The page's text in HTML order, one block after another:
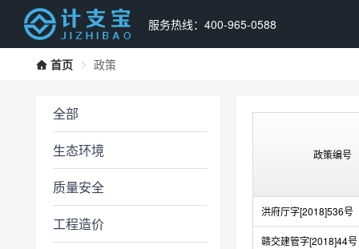
服务热线：400-965-0588
首页 政策
全部
生态环境
质量安全
工程造价
政策编号
洪府厅字[2018]536号
赣交建管字[2018]44号